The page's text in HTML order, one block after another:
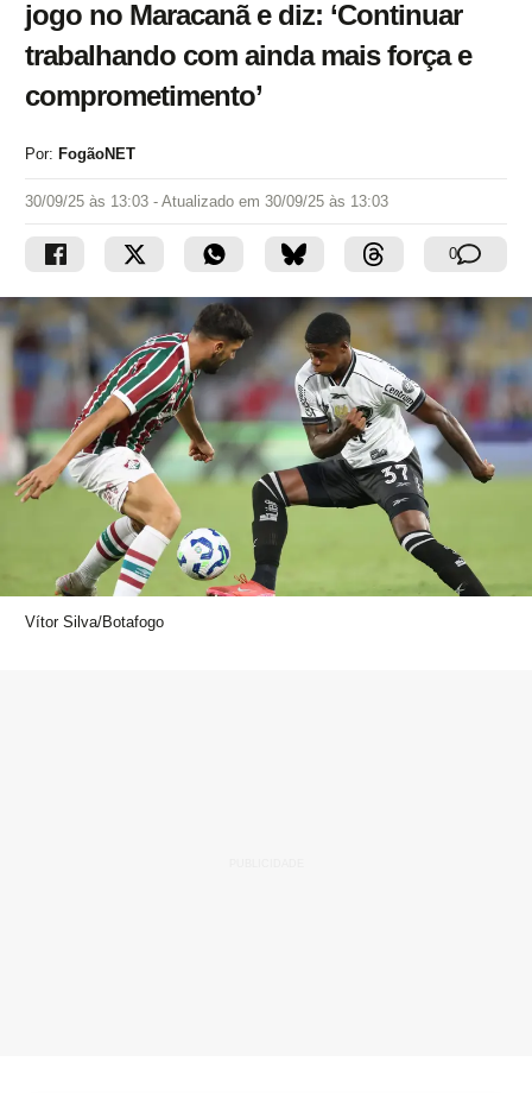
jogo no Maracanã e diz: ‘Continuar
trabalhando com ainda mais força e
comprometimento’
Por: FogãoNET
30/09/25 às 13:03 - Atualizado em 30/09/25 às 13:03
0
Vítor Silva/Botafogo